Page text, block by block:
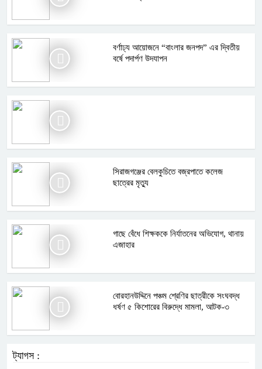
বর্ণাঢ্য আয়োজনে “বাংলার জনপদ” এর দ্বিতীয়
বর্ষে পদার্পণ উদযাপন
সিরাজগঞ্জের বেলকুচিতে বজ্রপাতে কলেজ
ছাত্রের মৃত্যু
গাছে বেঁধে শিক্ষককে নির্যাতনের অভিযোগ, থানায়
এজাহার
বোরহানউদ্দিনে পঞ্চম শ্রেণির ছাত্রীকে সংঘবদ্ধ
ধর্ষণ ৫ কিশোরের বিরুদ্ধে মামলা, আটক-৩
ট্যাগস :